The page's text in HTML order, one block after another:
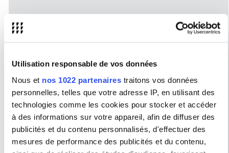
Utilisation responsable de vos données
Nous et nos 1022 partenaires traitons vos données
personnelles, telles que votre adresse IP, en utilisant des
technologies comme les cookies pour stocker et accéder
à des informations sur votre appareil, afin de diffuser des
publicités et du contenu personnalisés, d'effectuer des
mesures de performance des publicités et du contenu,
La Música en los tiempos de Chambi
Genèse et postérité desEvangelicae Historiae Imagines
PROGRAMME / PROGRAMA